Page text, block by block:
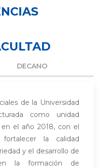
DECANO
de la Universidad
como unidad
el año 2018, con el
la calidad
y el desarrollo de
la formación de